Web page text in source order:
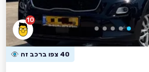
10
40 צפו ברכב זה